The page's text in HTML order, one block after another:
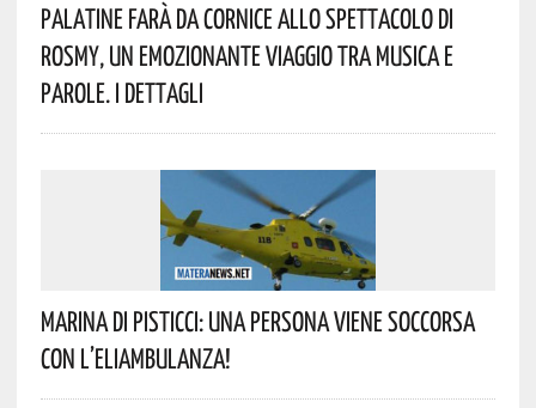
Palatine Farà Da Cornice Allo Spettacolo Di
Rosmy, Un Emozionante Viaggio Tra Musica E
Parole. I Dettagli
Marina Di Pisticci: Una Persona Viene Soccorsa
Con L’eliambulanza!